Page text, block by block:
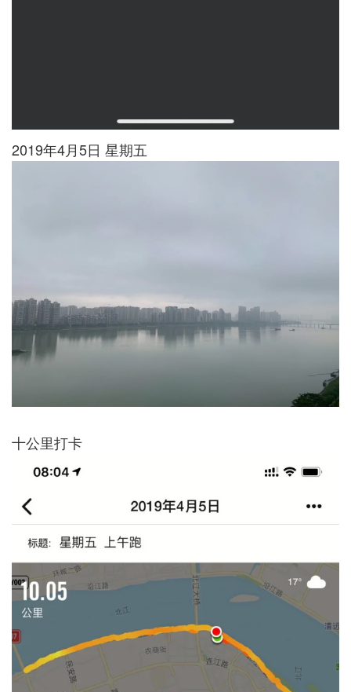
2019年4月5日 星期五
十公里打卡